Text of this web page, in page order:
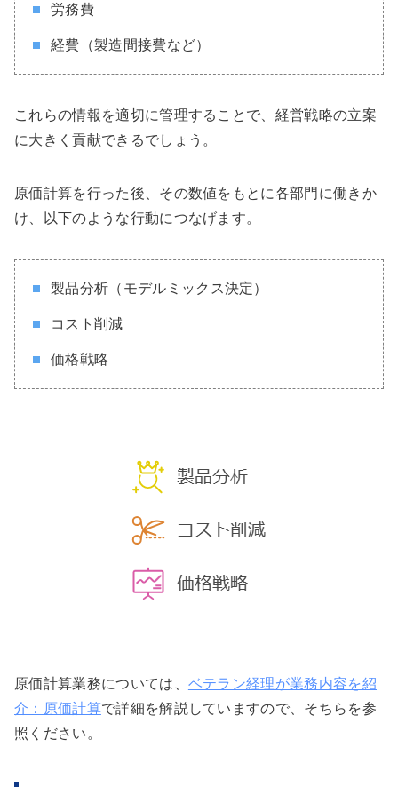
労務費
経費（製造間接費など）
これらの情報を適切に管理することで、経営戦略の立案
に大きく貢献できるでしょう。
原価計算を行った後、その数値をもとに各部門に働きか
け、以下のような行動につなげます。
製品分析（モデルミックス決定）
コスト削減
価格戦略
原価計算業務については、 ベテラン経理が業務内容を紹
介：原価計算で詳細を解説していますので、そちらを参
照ください。